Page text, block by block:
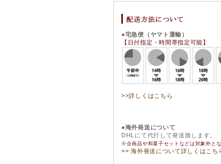
●宅急便（ヤマト運輸）
【日付指定・時間帯指定可能】
>>詳しくはこちら
●海外発送について
DHLにて代行して発送致します。
※企画品や和菓子セットなどは対象外と
>> 海外発送について詳しくはこち